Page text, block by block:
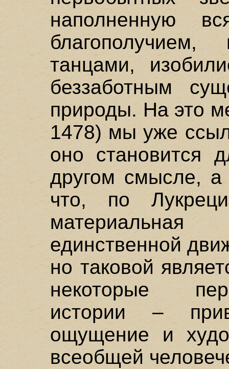
наполненную
танцами,
беззаботным
природы. На это
1478) мы уже
оно становится
другом смысле,
что, по
единственной
но таковой
некоторые
истории –
ощущение и
всеобщей